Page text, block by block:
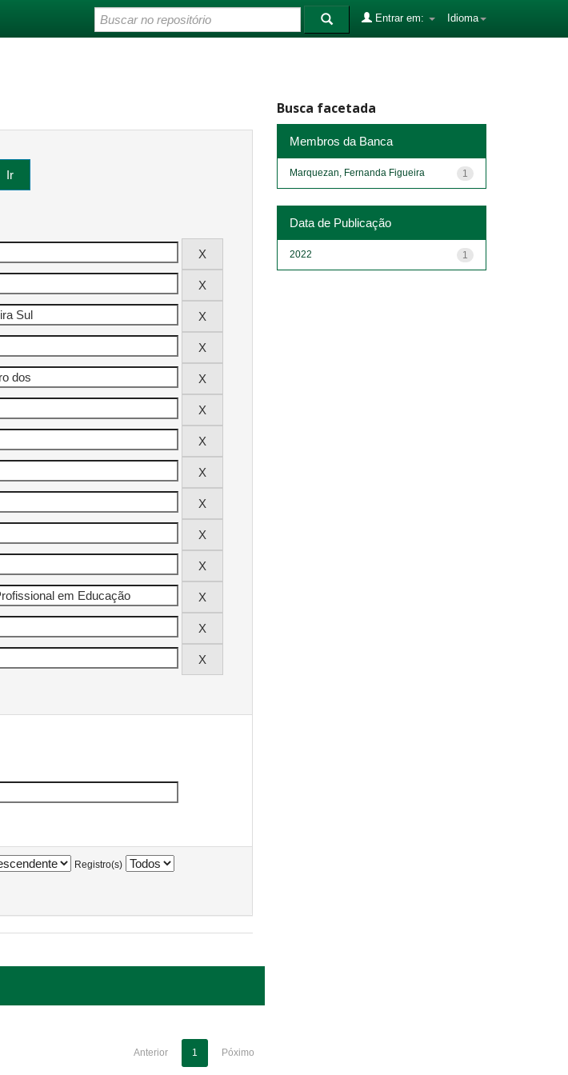
Idioma
Entrar em:
Registro(s)
Anterior 1 Póximo
Busca facetada
Membros da Banca
1
Marquezan, Fernanda Figueira
Data de Publicação
1
2022